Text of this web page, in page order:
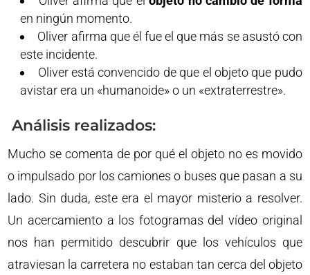
en ningún momento.
Oliver afirma que él fue el que más se asustó con
este incidente.
Oliver está convencido de que el objeto que pudo
avistar era un «humanoide» o un «extraterrestre».
Análisis realizados:
Mucho se comenta de por qué el objeto no es movido
o impulsado por los camiones o buses que pasan a su
lado. Sin duda, este era el mayor misterio a resolver.
Un acercamiento a los fotogramas del vídeo original
nos han permitido descubrir que los vehículos que
atraviesan la carretera no estaban tan cerca del objeto